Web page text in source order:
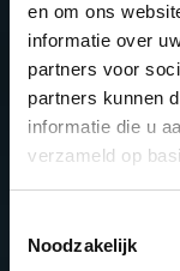
en om ons
informatie over
partners voor
partners kunnen
informatie die u
verzameld op
Noodzakelijk